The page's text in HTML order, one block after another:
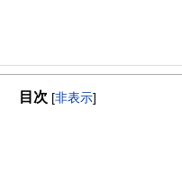
目次 [非表示]